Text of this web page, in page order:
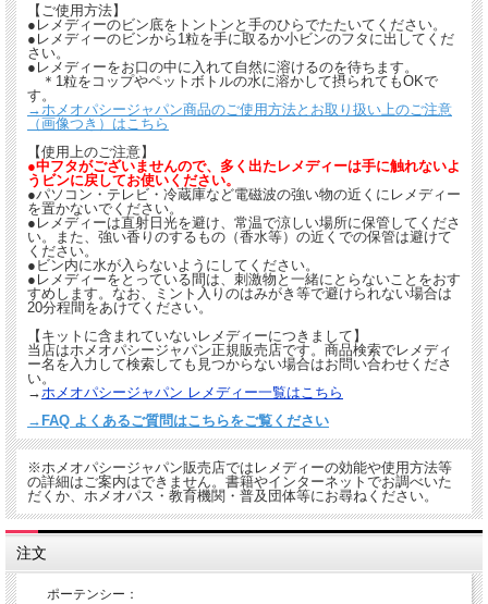
【ご使用方法】
●レメディーのビン底をトントンと手のひらでたたいてください。
●レメディーのビンから1粒を手に取るか小ビンのフタに出してくだ
さい。
●レメディーをお口の中に入れて自然に溶けるのを待ちます。
＊1粒をコップやペットボトルの水に溶かして摂られてもOKで
す。
→ホメオパシージャパン商品のご使用方法とお取り扱い上のご注意
（画像つき）はこちら
【使用上のご注意】
●中フタがございませんので、多く出たレメディーは手に触れないよ
うビンに戻してお使いください。
●パソコン・テレビ・冷蔵庫など電磁波の強い物の近くにレメディー
を置かないでください。
●レメディーは直射日光を避け、常温で涼しい場所に保管してくださ
い。また、強い香りのするもの（香水等）の近くでの保管は避けて
ください。
●ビン内に水が入らないようにしてください。
●レメディーをとっている間は、刺激物と一緒にとらないことをおす
すめします。なお、ミント入りのはみがき等で避けられない場合は
20分程間をあけてください。
【キットに含まれていないレメディーにつきまして】
当店はホメオパシージャパン正規販売店です。商品検索でレメディ
ー名を入力して検索しても見つからない場合はお問い合わせくださ
い。
→ホメオパシージャパン レメディー一覧はこちら
→FAQ よくあるご質問はこちらをご覧ください
※ホメオパシージャパン販売店ではレメディーの効能や使用方法等
の詳細はご案内はできません。書籍やインターネットでお調べいた
だくか、ホメオパス・教育機関・普及団体等にお尋ねください。
注文
ポーテンシー：